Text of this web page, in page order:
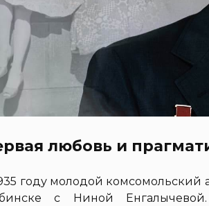
любовь и
году молодой
с Ниной Енгалычевой.